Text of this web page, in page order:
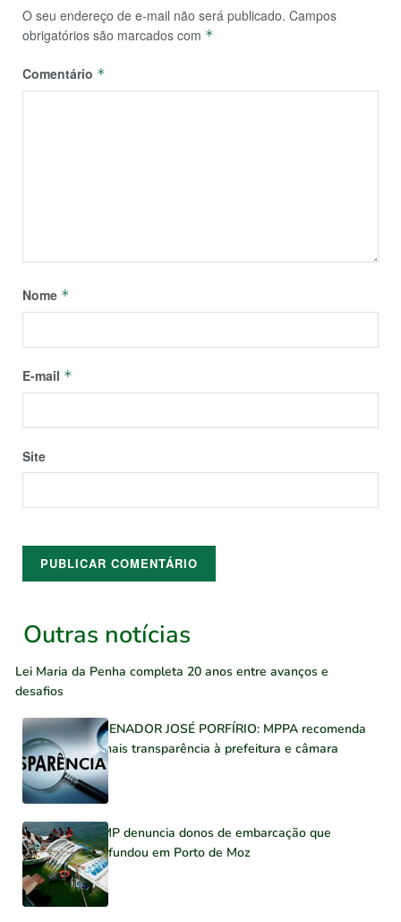
O seu endereço de e-mail não será publicado. Campos
obrigatórios são marcados com *
Comentário *
Nome *
E-mail *
Site
Outras notícias
Lei Maria da Penha completa 20 anos entre avanços e
desafios
SENADOR JOSÉ PORFÍRIO: MPPA recomenda
mais transparência à prefeitura e câmara
MP denuncia donos de embarcação que
afundou em Porto de Moz